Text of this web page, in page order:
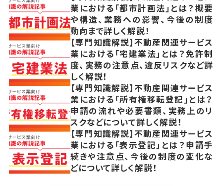
業における「都市計画法」とは？概要
や構造、業務への影響、今後の制度
動向まで詳しく解説！
【専門知識解説】不動産関連サービス
業における「宅建業法」とは？免許制
度、実務の注意点、違反リスクなど詳
しく解説！
【専門知識解説】不動産関連サービス
業における「所有権移転登記」とは？
申請の流れや必要書類、実務上のリ
スクなどについて詳しく解説！
【専門知識解説】不動産関連サービス
業における「表示登記」とは？申請手
続きや注意点、今後の制度の変化な
どについて詳しく解説！